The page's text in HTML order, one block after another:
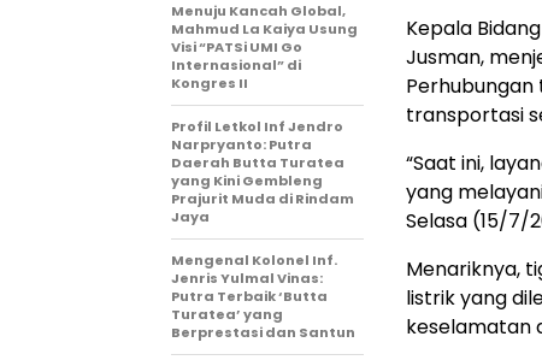
Kepala
Jusman,
transportasi
“Saat ini,
yang
Selasa (15/7/
Menariknya,
listrik yang
keselamatan
Menuju Kancah Global,
Mahmud La Kaiya Usung
Visi “PATSi UMI Go
Internasional” di
Kongres II
Profil Letkol Inf Jendro
Narpryanto: Putra
Daerah Butta Turatea
yang Kini Gembleng
Prajurit Muda di Rindam
Jaya
Mengenal Kolonel Inf.
Jenris Yulmal Vinas:
Putra Terbaik ‘Butta
Turatea’ yang
Berprestasi dan Santun